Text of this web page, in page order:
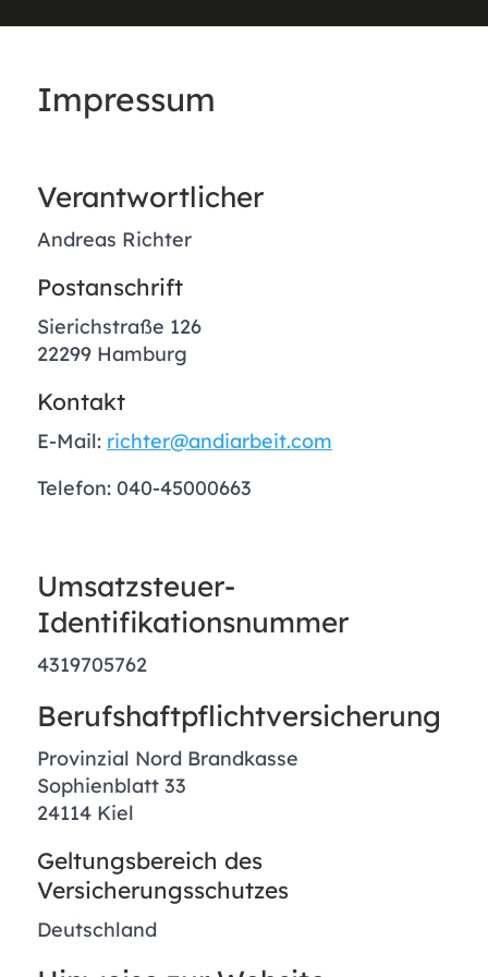
Impressum
Verantwortlicher
Andreas Richter
Postanschrift
Sierichstraße 126
22299 Hamburg
Kontakt
E-Mail: richter@andiarbeit.com
Telefon: 040-45000663
Umsatzsteuer-
Identifikationsnummer
4319705762
Berufshaftpflichtversicherung
Provinzial Nord Brandkasse
Sophienblatt 33
24114 Kiel
Geltungsbereich des
Versicherungsschutzes
Deutschland